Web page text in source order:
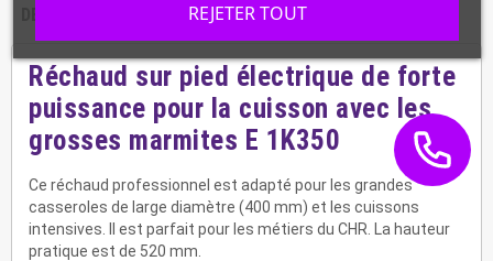
CARACTÉRISTIQUES
Réchaud sur pied électrique de forte
puissance pour la cuisson avec les
grosses marmites E 1K350
Ce réchaud professionnel est adapté pour les grandes
casseroles de large diamètre (400 mm) et les cuissons
intensives. Il est parfait pour les métiers du CHR. La hauteur
pratique est de 520 mm.
REJETER TOUT